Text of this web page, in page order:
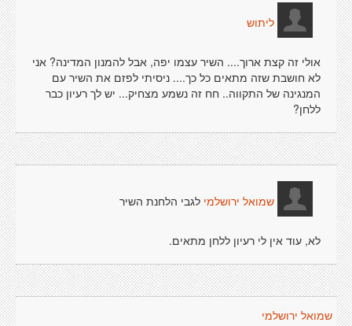
ליתוש
אולי זה קצת ארוך.... השיר עצמו יפה, אבל להמנון המדינה? אני
לא חושבת שזה מתאים כל כך.... ניסיתי לפזם את השיר עם
המנגינה של התקווה.. חח זה נשמע מצחיק... יש לך רעיון כבר
ללחן?
שמואל ירושלמי לגבי הלחנת השיר
לא, עוד אין לי רעיון ללחן מתאים.
שמואל ירושלמי